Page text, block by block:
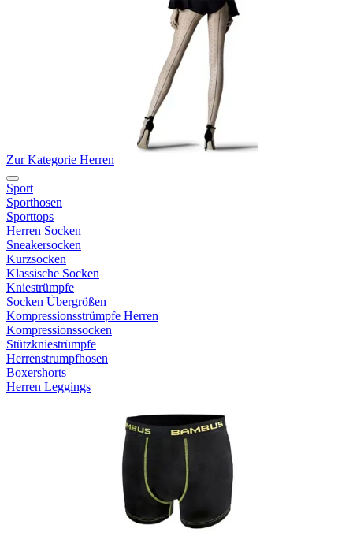
Zur Kategorie Herren
Sport
Sporthosen
Sporttops
Herren Socken
Sneakersocken
Kurzsocken
Klassische Socken
Kniestrümpfe
Socken Übergrößen
Kompressionsstrümpfe Herren
Kompressionssocken
Stützkniestrümpfe
Herrenstrumpfhosen
Boxershorts
Herren Leggings